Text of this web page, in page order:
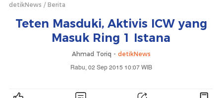
detikNews Berita
Teten Masduki, Aktivis ICW yang
Masuk Ring 1 Istana
Ahmad Toriq - detikNews
Rabu, 02 Sep 2015 10:07 WIB